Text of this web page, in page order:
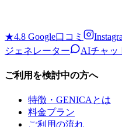
★4.8 Google口コミ
ジェネレーター
AIチャッ
ご利用を検討中の方へ
特徴・GENICAとは
料金プラン
ご利用の流れ